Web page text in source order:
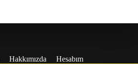
Hakkımızda
Hesabım